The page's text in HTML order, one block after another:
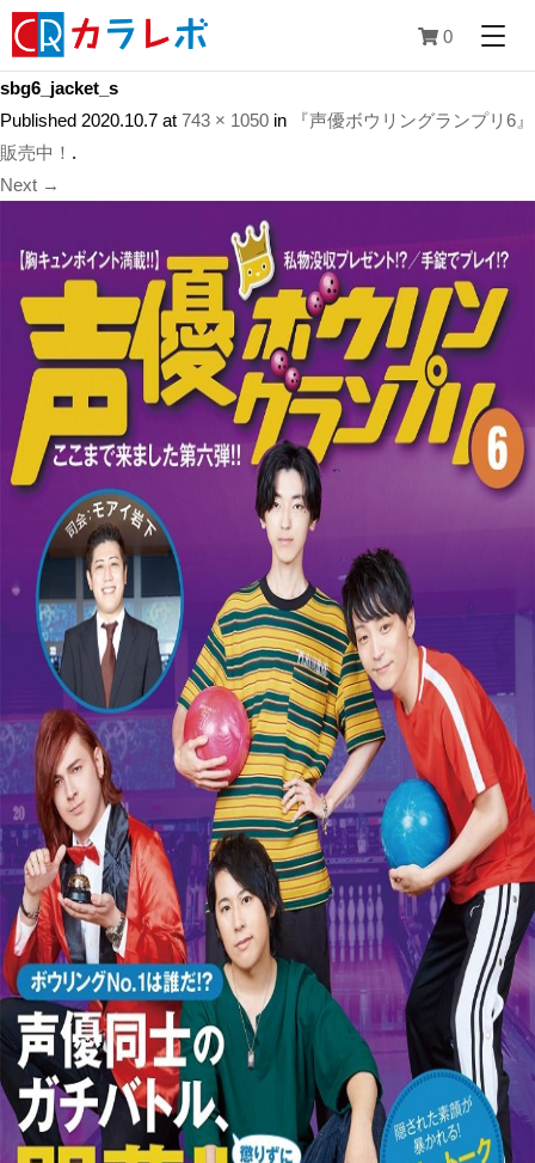
0
sbg6_jacket_s
Published 2020.10.7 at 743 × 1050 in
『声優ボウリングランプリ6』
販売中！ .
Next →